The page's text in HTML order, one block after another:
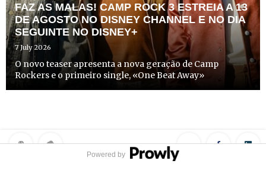
FAZ AS MALAS! CAMP ROCK 3 ESTREIA A 13
DE AGOSTO NO DISNEY CHANNEL E NO DIA
SEGUINTE NO DISNEY+
7 July 2026
O novo teaser apresenta a nova geração de Camp
Rockers e o primeiro single, «One Beat Away»
Powered by